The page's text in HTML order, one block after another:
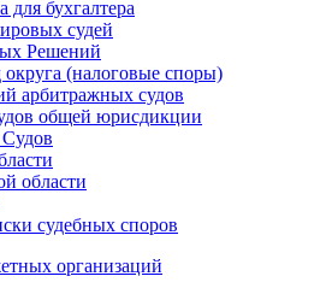
для бухгалтера
судей
Решений
(налоговые споры)
арбитражных судов
общей юрисдикции
области
судебных споров
организаций